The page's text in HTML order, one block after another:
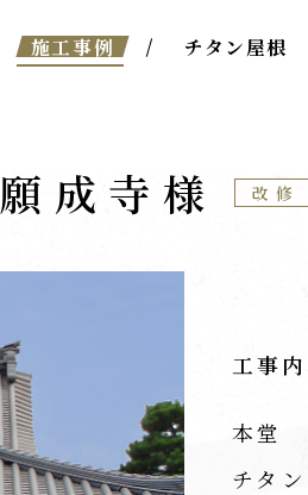
施工事例 チタン屋根
願成寺様 改修
工事
本堂
チタ